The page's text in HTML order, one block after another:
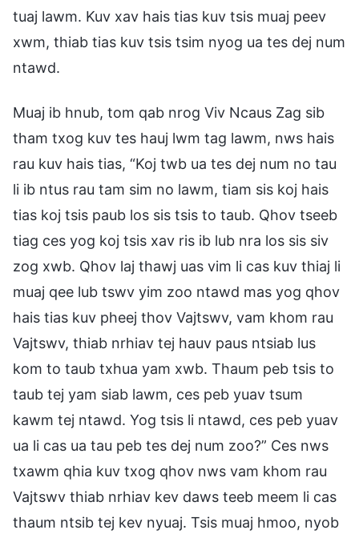
tuaj lawm. Kuv xav hais tias kuv tsis muaj peev
xwm, thiab tias kuv tsis tsim nyog ua tes dej num
ntawd.
Muaj ib hnub, tom qab nrog Viv Ncaus Zag sib
tham txog kuv tes hauj lwm tag lawm, nws hais
rau kuv hais tias, “Koj twb ua tes dej num no tau
li ib ntus rau tam sim no lawm, tiam sis koj hais
tias koj tsis paub los sis tsis to taub. Qhov tseeb
tiag ces yog koj tsis xav ris ib lub nra los sis siv
zog xwb. Qhov laj thawj uas vim li cas kuv thiaj li
muaj qee lub tswv yim zoo ntawd mas yog qhov
hais tias kuv pheej thov Vajtswv, vam khom rau
Vajtswv, thiab nrhiav tej hauv paus ntsiab lus
kom to taub txhua yam xwb. Thaum peb tsis to
taub tej yam siab lawm, ces peb yuav tsum
kawm tej ntawd. Yog tsis li ntawd, ces peb yuav
ua li cas ua tau peb tes dej num zoo?” Ces nws
txawm qhia kuv txog qhov nws vam khom rau
Vajtswv thiab nrhiav kev daws teeb meem li cas
thaum ntsib tej kev nyuaj. Tsis muaj hmoo, nyob